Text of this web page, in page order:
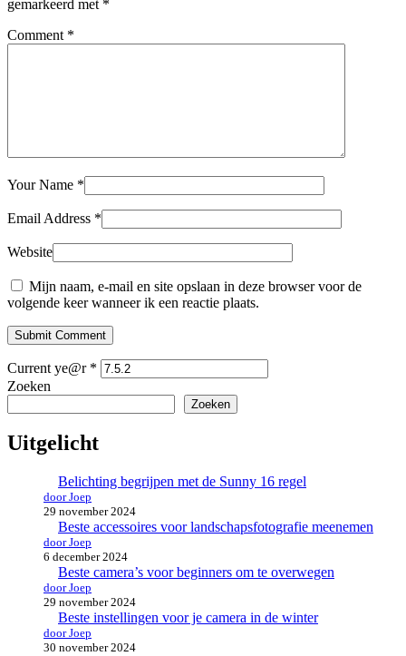
gemarkeerd met *
Comment *
Your Name *
Email Address *
Website
Mijn naam, e-mail en site opslaan in deze browser voor de
volgende keer wanneer ik een reactie plaats.
Submit Comment
Current ye@r *
Zoeken
Zoeken
Uitgelicht
Belichting begrijpen met de Sunny 16 regel
door Joep
29 november 2024
Beste accessoires voor landschapsfotografie meenemen
door Joep
6 december 2024
Beste camera’s voor beginners om te overwegen
door Joep
29 november 2024
Beste instellingen voor je camera in de winter
door Joep
30 november 2024